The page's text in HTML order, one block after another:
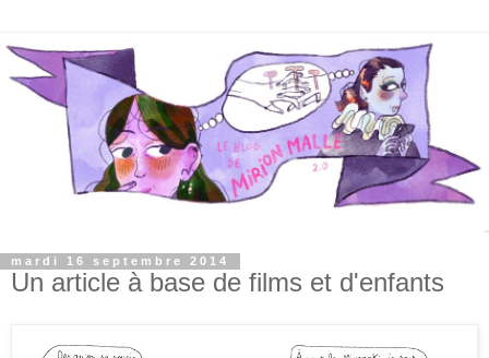
mardi 16 septembre 2014
Un article à base de films et d'enfants